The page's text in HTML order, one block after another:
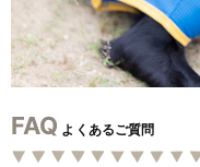
FAQ よくあるご質問